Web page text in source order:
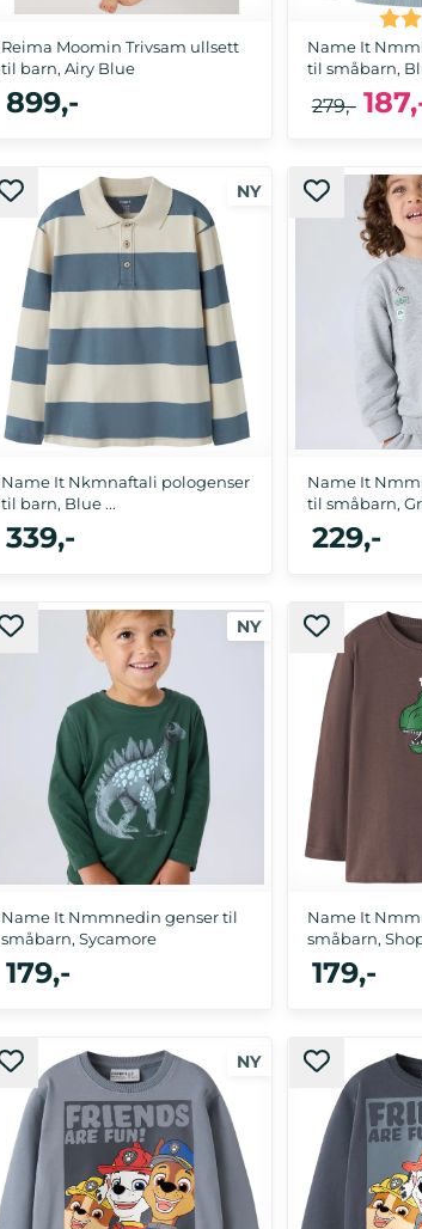
Reima Moomin Trivsam ullsett
til barn, Airy Blue
92, 98, 104, 110, 116, 122, 128
899,-
Name It
til småbarn,
279,-
Name It Nkmnaftali pologenser
til barn, Blue ...
116, 122/128, 134/140, 146/152
339,-
Name It
til småbarn,
92, 98,
229,-
Name It Nmmnedin genser til
småbarn, Sycamore
92, 98, 104, 110, 116
179,-
Name It
småbarn,
92, 98,
179,-